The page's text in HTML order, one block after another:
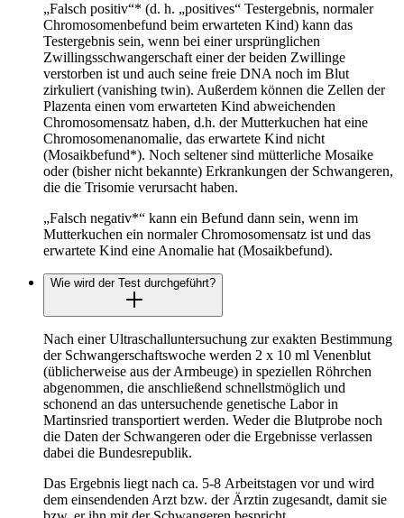
„Falsch positiv“* (d. h. „positives“ Testergebnis, normaler
Chromosomenbefund beim erwarteten Kind) kann das
Testergebnis sein, wenn bei einer ursprünglichen
Zwillingsschwangerschaft einer der beiden Zwillinge
verstorben ist und auch seine freie DNA noch im Blut
zirkuliert (vanishing twin). Außerdem können die Zellen der
Plazenta einen vom erwarteten Kind abweichenden
Chromosomensatz haben, d.h. der Mutterkuchen hat eine
Chromosomenanomalie, das erwartete Kind nicht
(Mosaikbefund*). Noch seltener sind mütterliche Mosaike
oder (bisher nicht bekannte) Erkrankungen der Schwangeren,
die die Trisomie verursacht haben.
„Falsch negativ*“ kann ein Befund dann sein, wenn im
Mutterkuchen ein normaler Chromosomensatz ist und das
erwartete Kind eine Anomalie hat (Mosaikbefund).
Wie wird der Test durchgeführt?
Nach einer Ultraschalluntersuchung zur exakten Bestimmung
der Schwangerschaftswoche werden 2 x 10 ml Venenblut
(üblicherweise aus der Armbeuge) in speziellen Röhrchen
abgenommen, die anschließend schnellstmöglich und
schonend an das untersuchende genetische Labor in
Martinsried transportiert werden. Weder die Blutprobe noch
die Daten der Schwangeren oder die Ergebnisse verlassen
dabei die Bundesrepublik.
Das Ergebnis liegt nach ca. 5-8 Arbeitstagen vor und wird
dem einsendenden Arzt bzw. der Ärztin zugesandt, damit sie